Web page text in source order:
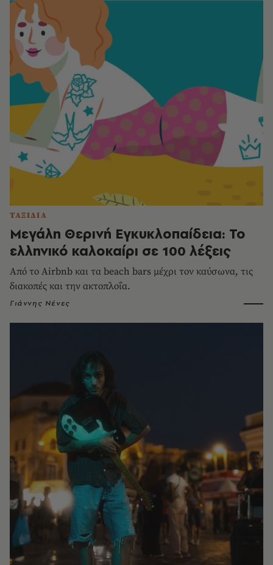
ΤΑΞΙΔΙΑ
Μεγάλη Θερινή Εγκυκλοπαίδεια: Το
ελληνικό καλοκαίρι σε 100 λέξεις
Από το Airbnb και τα beach bars μέχρι τον καύσωνα, τις
διακοπές και την ακτοπλοΐα.
Γιάννης Νένες